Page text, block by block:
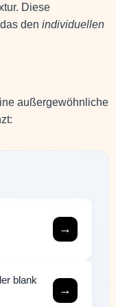
Diese
den individuellen
außergewöhnliche
→
blank
→